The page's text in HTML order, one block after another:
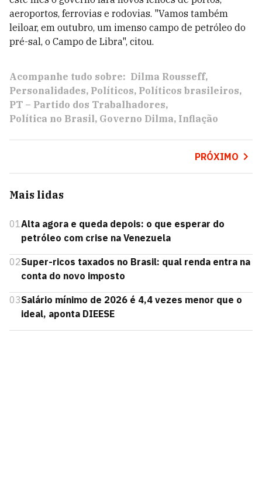
aeroportos, ferrovias e rodovias. "Vamos também
leiloar, em outubro, um imenso campo de petróleo do
pré-sal, o Campo de Libra", citou.
Acompanhe tudo sobre: Dilma Rousseff
Personalidades Políticos Políticos brasileiros
PT – Partido dos Trabalhadores
Política no Brasil Governo Dilma Inflação
PRÓXIMO
Mais lidas
01Alta agora e queda depois: o que esperar do
petróleo com crise na Venezuela
02Super-ricos taxados no Brasil: qual renda entra na
conta do novo imposto
03Salário mínimo de 2026 é 4,4 vezes menor que o
ideal, aponta DIEESE